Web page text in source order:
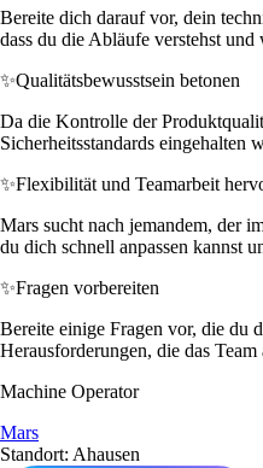
Bereite dich darauf vor, dein
dass du die Abläufe verstehst
✨Qualitätsbewusstsein betonen
Da die Kontrolle der
Sicherheitsstandards eingehalten
✨Flexibilität und Teamarbeit
Mars sucht nach jemandem, der
du dich schnell anpassen kannst
✨Fragen vorbereiten
Bereite einige Fragen vor, die du
Herausforderungen, die das
Machine Operator
Mars
Standort: Ahausen